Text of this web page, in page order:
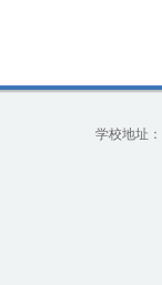
学校地址